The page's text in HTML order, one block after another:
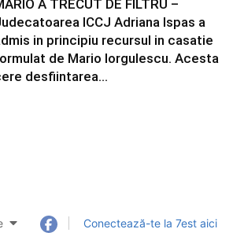
A TRECUT DE FILTRU –
ICCJ Adriana Ispas a
in principiu recursul in casatie
de Mario Iorgulescu. Acesta
desfiintarea...
Conectează-te la 7est aici